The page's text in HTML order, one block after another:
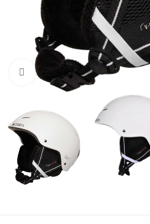
Нажмите, чтобы увеличить